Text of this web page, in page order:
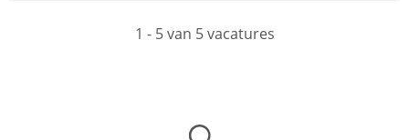
1 - 5 van 5 vacatures